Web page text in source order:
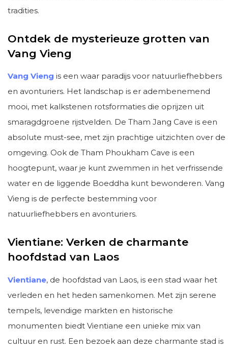
tradities.
Ontdek de mysterieuze grotten van
Vang Vieng
Vang Vieng is een waar paradijs voor natuurliefhebbers
en avonturiers. Het landschap is er adembenemend
mooi, met kalkstenen rotsformaties die oprijzen uit
smaragdgroene rijstvelden. De Tham Jang Cave is een
absolute must-see, met zijn prachtige uitzichten over de
omgeving. Ook de Tham Phoukham Cave is een
hoogtepunt, waar je kunt zwemmen in het verfrissende
water en de liggende Boeddha kunt bewonderen. Vang
Vieng is de perfecte bestemming voor
natuurliefhebbers en avonturiers.
Vientiane: Verken de charmante
hoofdstad van Laos
Vientiane, de hoofdstad van Laos, is een stad waar het
verleden en het heden samenkomen. Met zijn serene
tempels, levendige markten en historische
monumenten biedt Vientiane een unieke mix van
cultuur en rust. Een bezoek aan deze charmante stad is